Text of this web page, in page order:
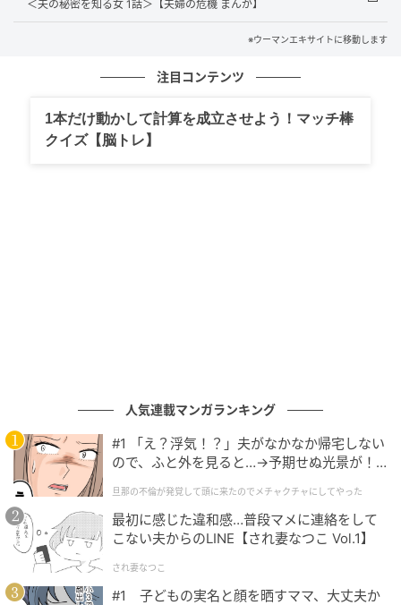
ウーマンエキサイト
＜夫の秘密を知る女 1話＞【夫婦の危機 まんが】
※ウーマンエキサイトに移動します
注目コンテンツ
1本だけ動かして計算を成立させよう！マッチ棒
クイズ【脳トレ】
人気連載マンガランキング
#1 「え？浮気！？」夫がなかなか帰宅しない
ので、ふと外を見ると…→予期せぬ光景が！
クチャにしてやった
旦那の不倫が発覚して頭に来たのでメチャクチャにしてやった
最初に感じた違和感…普段マメに連絡をして
こない夫からのLINE【され妻なつこ Vol.1】
され妻なつこ
#1 子どもの実名と顔を晒すママ、大丈夫か